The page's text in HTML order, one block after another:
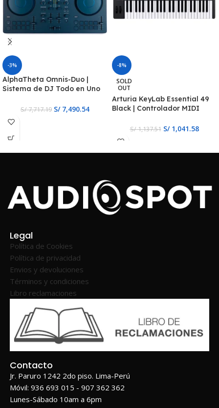
-3%
AlphaTheta Omnis-Duo |
Sistema de DJ Todo en Uno
S/7,717.19 S/7,490.54
-8%
SOLD
OUT
Arturia KeyLab Essential 49
Black | Controlador MIDI
S/1,137.51 S/1,041.58
Legal
Política de Cookies
Política de privacidad
Envios y devoluciones
Términos y condiciones
Libro reclamaciones
Contacto
Jr. Paruro 1242 2do piso. Lima-Perú
Móvil: 936 693 015 - 907 362 362
Lunes-Sábado 10am a 6pm